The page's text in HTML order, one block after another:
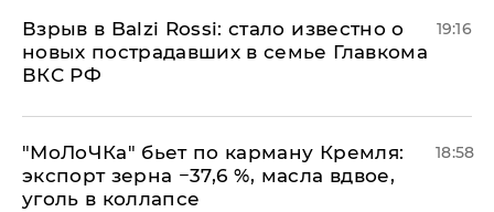
Взрыв в Balzi Rossi: стало известно о
новых пострадавших в семье Главкома
ВКС РФ
19:16
​"МоЛоЧКа" бьет по карману Кремля:
экспорт зерна −37,6 %, масла вдвое,
уголь в коллапсе
18:58